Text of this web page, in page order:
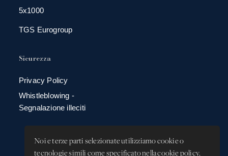
Noi e terze parti selezionate utilizziamo cookie o
tecnologie simili come specificato nella cookie policy.
5x1000
TGS Eurogroup
Sicurezza
Privacy Policy
Whistleblowing -
Segnalazione illeciti